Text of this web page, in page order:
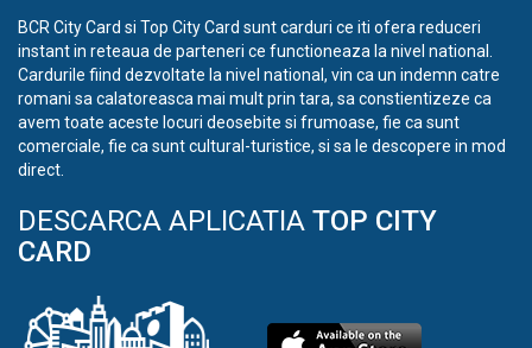
BCR City Card si Top City Card sunt carduri ce iti ofera reduceri
instant in reteaua de parteneri ce functioneaza la nivel national.
Cardurile fiind dezvoltate la nivel national, vin ca un indemn catre
romani sa calatoreasca mai mult prin tara, sa constientizeze ca
avem toate aceste locuri deosebite si frumoase, fie ca sunt
comerciale, fie ca sunt cultural-turistice, si sa le descopere in mod
direct.
DESCARCA APLICATIA TOP CITY
CARD